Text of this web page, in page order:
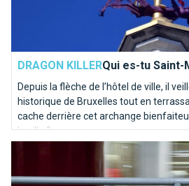
DRAGON KILLERQui es-tu Saint-
Depuis la flèche de l’hôtel de ville, il
historique de Bruxelles tout en
cache derrière cet archange
la ville ?
20 raisons d'aimer le métro